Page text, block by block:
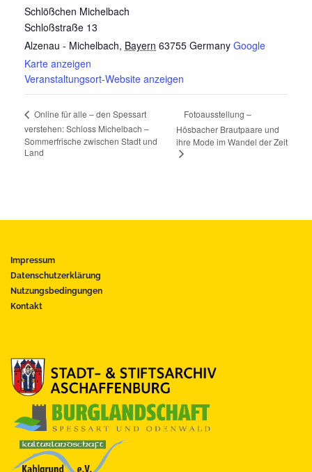
Schlößchen Michelbach
Schloßstraße 13
Alzenau - Michelbach, Bayern 63755 Germany Google
Karte anzeigen
Veranstaltungsort-Website anzeigen
Online für alle – den Spessart
verstehen: Schloss Michelbach –
Sommerfrische zwischen Stadt und
Land
Fotoausstellung –
Hösbacher Brautpaare und
ihre Mode im Wandel der Zeit
Impressum
Datenschutzerklärung
Nutzungsbedingungen
Kontakt